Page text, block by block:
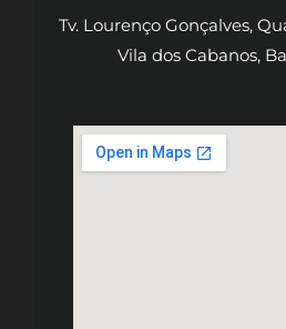
Tv. Lourenço Gonçalves,
Vila dos Cabanos,